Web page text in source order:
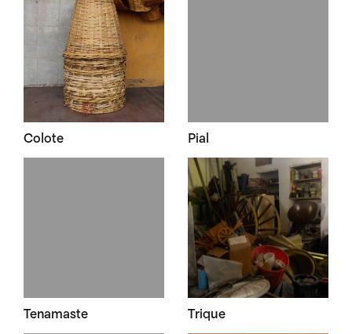
Colote Pial
Tenamaste Trique